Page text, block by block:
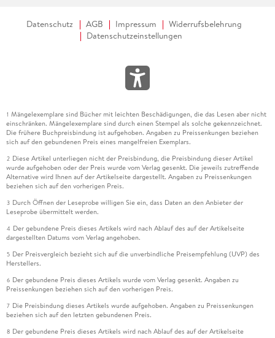
Datenschutz AGB Impressum
Widerrufsbelehrung
Datenschutzeinstellungen
1 Mängelexemplare sind Bücher mit leichten Beschädigungen, die das Lesen aber nicht
einschränken. Mängelexemplare sind durch einen Stempel als solche gekennzeichnet.
Die frühere Buchpreisbindung ist aufgehoben. Angaben zu Preissenkungen beziehen
sich auf den gebundenen Preis eines mangelfreien Exemplars.
2 Diese Artikel unterliegen nicht der Preisbindung, die Preisbindung dieser Artikel
wurde aufgehoben oder der Preis wurde vom Verlag gesenkt. Die jeweils zutreffende
Alternative wird Ihnen auf der Artikelseite dargestellt. Angaben zu Preissenkungen
beziehen sich auf den vorherigen Preis.
3 Durch Öffnen der Leseprobe willigen Sie ein, dass Daten an den Anbieter der
Leseprobe übermittelt werden.
4 Der gebundene Preis dieses Artikels wird nach Ablauf des auf der Artikelseite
dargestellten Datums vom Verlag angehoben.
5 Der Preisvergleich bezieht sich auf die unverbindliche Preisempfehlung (UVP) des
Herstellers.
6 Der gebundene Preis dieses Artikels wurde vom Verlag gesenkt. Angaben zu
Preissenkungen beziehen sich auf den vorherigen Preis.
7 Die Preisbindung dieses Artikels wurde aufgehoben. Angaben zu Preissenkungen
beziehen sich auf den letzten gebundenen Preis.
8 Der gebundene Preis dieses Artikels wird nach Ablauf des auf der Artikelseite